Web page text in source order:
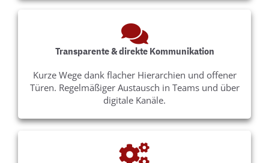
Transparente & direkte Kommunikation​
Kurze Wege dank flacher Hierarchien und offener
Türen. Regelmäßiger Austausch in Teams und über
digitale Kanäle.